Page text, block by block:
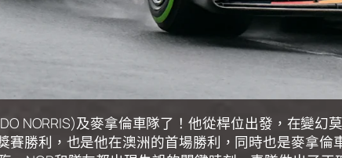
NORRIS)及麥拿倫車隊了！他從桿位出發，在變
賽勝利，也是他在澳洲的首場勝利，同時也是麥拿